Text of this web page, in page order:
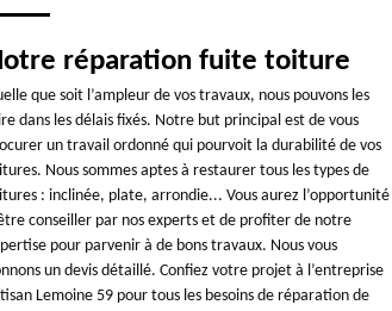
réparation fuite toiture
que soit l’ampleur de vos travaux, nous pouvons les
dans les délais fixés. Notre but principal est de vous
un travail ordonné qui pourvoit la durabilité de vos
Nous sommes aptes à restaurer tous les types de
: inclinée, plate, arrondie... Vous aurez l’opportunité
conseiller par nos experts et de profiter de notre
pour parvenir à de bons travaux. Nous vous
un devis détaillé. Confiez votre projet à l’entreprise
Lemoine 59 pour tous les besoins de réparation de